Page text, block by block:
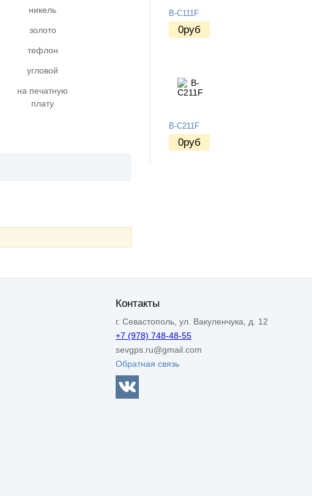
никель
золото
тефлон
угловой
на печатную
плату
B-C111F
0руб
B-C211F
0руб
Контакты
г. Севастополь, ул. Вакуленчука, д. 12
+7 (978) 748-48-55
sevgps.ru@gmail.com
Обратная связь